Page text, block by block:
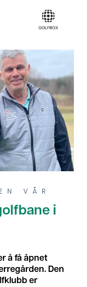
VÅR
i
å få åpnet
Den
er